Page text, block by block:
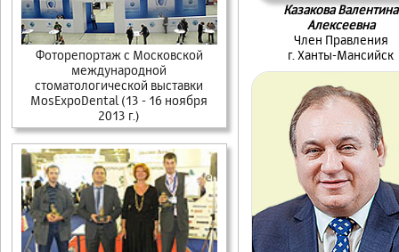
Фоторепортаж c Московской
международной
стоматологической выставки
MosExpoDental (13 - 16 ноября
2013 г.)
Казакова Валентина
Алексеевна
Член Правления
г. Ханты-Мансийск